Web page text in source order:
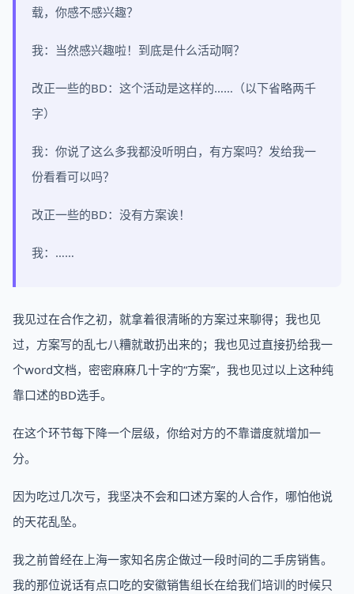
载，你感不感兴趣？
我：当然感兴趣啦！到底是什么活动啊？
改正一些的BD：这个活动是这样的……（以下省略两千
字）
我：你说了这么多我都没听明白，有方案吗？发给我一
份看看可以吗？
改正一些的BD：没有方案诶！
我：……
我见过在合作之初，就拿着很清晰的方案过来聊得；我也见
过，方案写的乱七八糟就敢扔出来的；我也见过直接扔给我一
个word文档，密密麻麻几十字的“方案”，我也见过以上这种纯
靠口述的BD选手。
在这个环节每下降一个层级，你给对方的不靠谱度就增加一
分。
因为吃过几次亏，我坚决不会和口述方案的人合作，哪怕他说
的天花乱坠。
我之前曾经在上海一家知名房企做过一段时间的二手房销售。
我的那位说话有点口吃的安徽销售组长在给我们培训的时候只